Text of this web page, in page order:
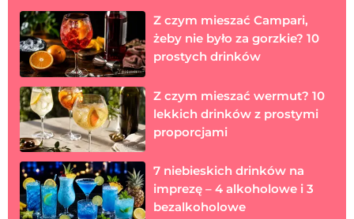
Z czym mieszać Campari,
żeby nie było za gorzkie? 10
prostych drinków
Z czym mieszać wermut? 10
lekkich drinków z prostymi
proporcjami
7 niebieskich drinków na
imprezę – 4 alkoholowe i 3
bezalkoholowe